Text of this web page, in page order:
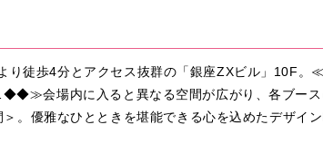
より徒歩4分とアクセス抜群の「銀座ZXビル」
会場内に入ると異なる空間が広がり、各ブース
。優雅なひとときを堪能できる心を込めたデザイ